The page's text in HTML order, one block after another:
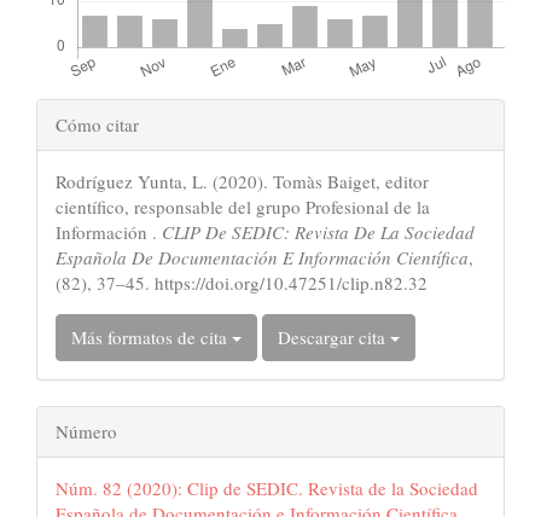
Detalles
del
artículo
Cómo citar
Rodríguez Yunta, L. (2020). Tomàs Baiget, editor
científico, responsable del grupo Profesional de la
Información . CLIP De SEDIC: Revista De La Sociedad
Española De Documentación E Información Científica,
(82), 37–45. https://doi.org/10.47251/clip.n82.32
Más formatos de cita Descargar cita
Número
Núm. 82 (2020): Clip de SEDIC. Revista de la Sociedad